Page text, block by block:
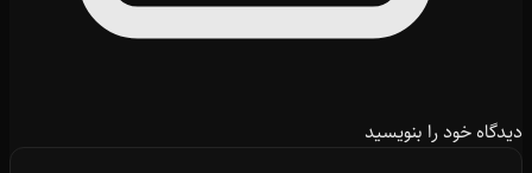
دیدگاه خود را بنویسید